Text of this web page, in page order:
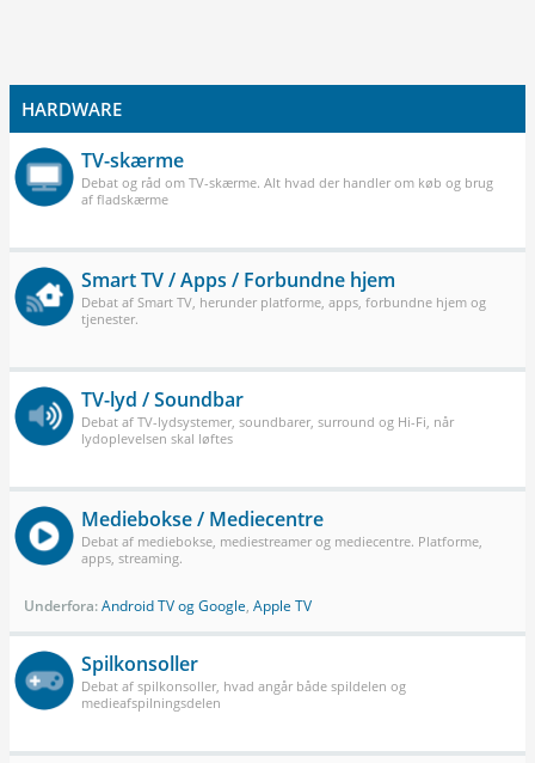
HARDWARE
TV-skærme
Debat og råd om TV-skærme. Alt hvad der handler om køb og brug
af fladskærme
Smart TV / Apps / Forbundne hjem
Debat af Smart TV, herunder platforme, apps, forbundne hjem og
tjenester.
TV-lyd / Soundbar
Debat af TV-lydsystemer, soundbarer, surround og Hi-Fi, når
lydoplevelsen skal løftes
Mediebokse / Mediecentre
Debat af mediebokse, mediestreamer og mediecentre. Platforme,
apps, streaming.
Underfora:Android TV og Google, Apple TV
Spilkonsoller
Debat af spilkonsoller, hvad angår både spildelen og
medieafspilningsdelen